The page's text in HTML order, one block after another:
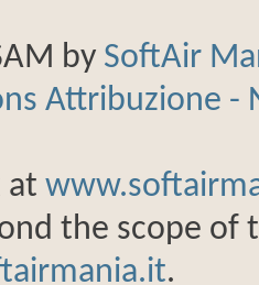
by SoftAir
Attribuzione
at
the scope of
.